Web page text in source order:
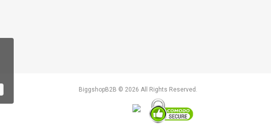
BiggshopB2B © 2026 All Rights Reserved.